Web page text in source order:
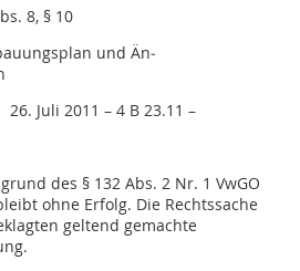
8, § 10
und Än­­
Juli 2011 – 4 B 23.11 –
des § 132 Abs. 2 Nr. 1 VwGO
ohne Erfolg. Die Rechtssache
geltend gemachte